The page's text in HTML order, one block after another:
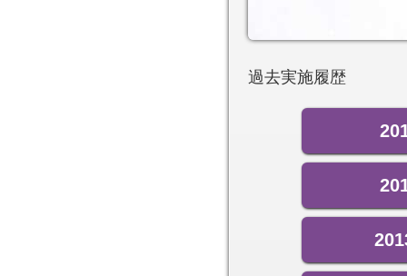
過去実施履歴